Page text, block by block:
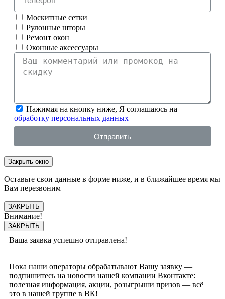
Москитные сетки
Рулонные шторы
Ремонт окон
Оконные аксессуары
Нажимая на кнопку ниже, Я соглашаюсь на
обработку персональных данных
Отправить
Закрыть окно
Оставьте свои данные в форме ниже, и в ближайшее время мы
Вам перезвоним
ЗАКРЫТЬ
Внимание!
ЗАКРЫТЬ
Ваша заявка успешно отправлена!
Пока наши операторы обрабатывают Вашу заявку —
подпишитесь на новости нашей компании Вконтакте:
полезная информация, акции, розыгрыши призов — всё
это в нашей группе в ВК!